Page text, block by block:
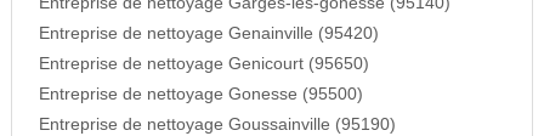
Entreprise de nettoyage Genainville (95420)
Entreprise de nettoyage Genicourt (95650)
Entreprise de nettoyage Gonesse (95500)
Entreprise de nettoyage Goussainville (95190)